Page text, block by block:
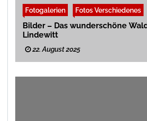
Fotogalerien Fotos Verschiedenes
Bilder – Das wunderschöne
Lindewitt
22. August 2025